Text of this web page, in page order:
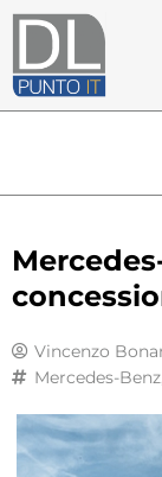
Vincenzo
Mercedes-Benz